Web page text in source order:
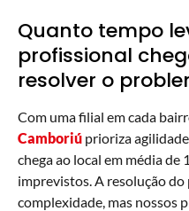
Quanto tempo
profissional
resolver o
Com uma filial em cada
Camboriú prioriza
chega ao local em média de
imprevistos. A resolução
complexidade, mas nossos